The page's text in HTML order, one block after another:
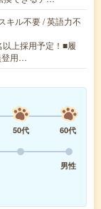
キル不要 / 英語力不
上採用予定！■履
登用…
50代
60代
男性